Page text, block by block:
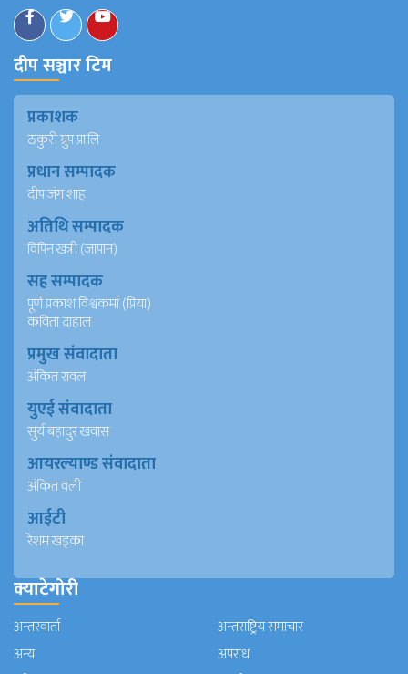
दीप सञ्चार टिम
प्रकाशक
ठकुरी ग्रुप प्रा.लि
प्रधान सम्पादक
दीप जंग शाह
अतिथि सम्पादक
विपिन खत्री (जापान)
सह सम्पादक
पूर्ण प्रकाश विश्वकर्मा (प्रिया)
कविता दाहाल
प्रमुख संवादाता
अंकित रावल
युएई संवादाता
सुर्य बहादुर खवास
आयरल्याण्ड संवादाता
अंकित वली
आईटी
रेशम खड्का
क्याटेगोरी
अन्तरवार्ता
अन्तराष्ट्रिय समाचार
अन्य
अपराध